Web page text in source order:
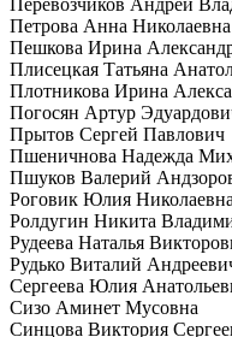
Петрова Анна Николаевна
Пешкова Ирина
Плисецкая Татьяна
Плотникова Ирина
Погосян Артур
Прытов Сергей Павлович
Пшеничнова Надежда
Пшуков Валерий
Роговик Юлия Николаевна
Ролдугин Никита
Рудеева Наталья
Рудько Виталий
Сергеева Юлия
Сизо Аминет Мусовна
Синцова Виктория